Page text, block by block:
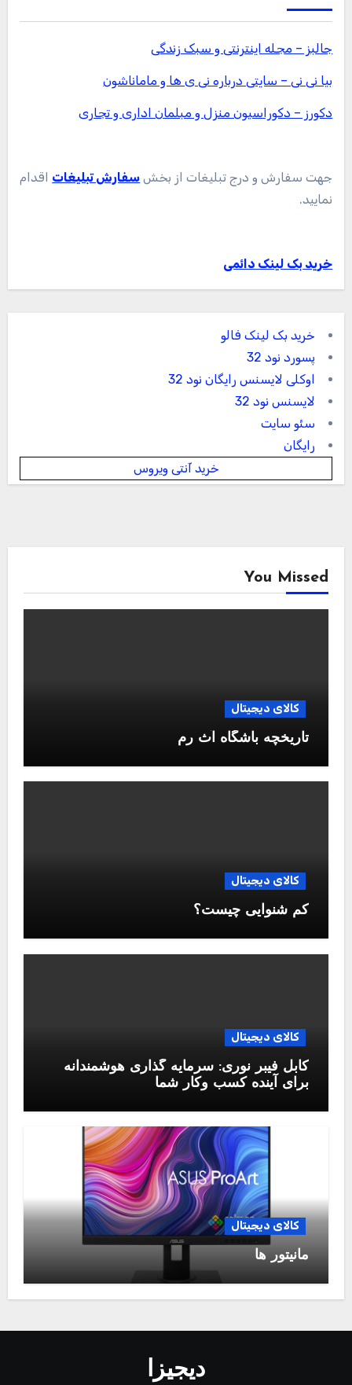
جالبز – مجله اینترنتی و سبک زندگی
بیا نی نی – سایتی درباره نی ی ها و ماماناشون
دکورز – دکوراسیون منزل و مبلمان اداری و تجاری
جهت سفارش و درج تبلیغات از بخش سفارش تبلیغات اقدام
نمایید.
خرید بک لینک دائمی
خرید بک لینک فالو
پسورد نود 32
اوکلی لایسنس رایگان نود 32
لایسنس نود 32
سئو سایت
رایگان
خرید آنتی ویروس
You Missed
کالای دیجیتال
تاریخچه باشگاه آث رم
کالای دیجیتال
کم شنوایی چیست؟
کالای دیجیتال
کابل فیبر نوری: سرمایه گذاری هوشمندانه
برای آینده کسب وکار شما
کالای دیجیتال
مانیتور ها
دیجیزا